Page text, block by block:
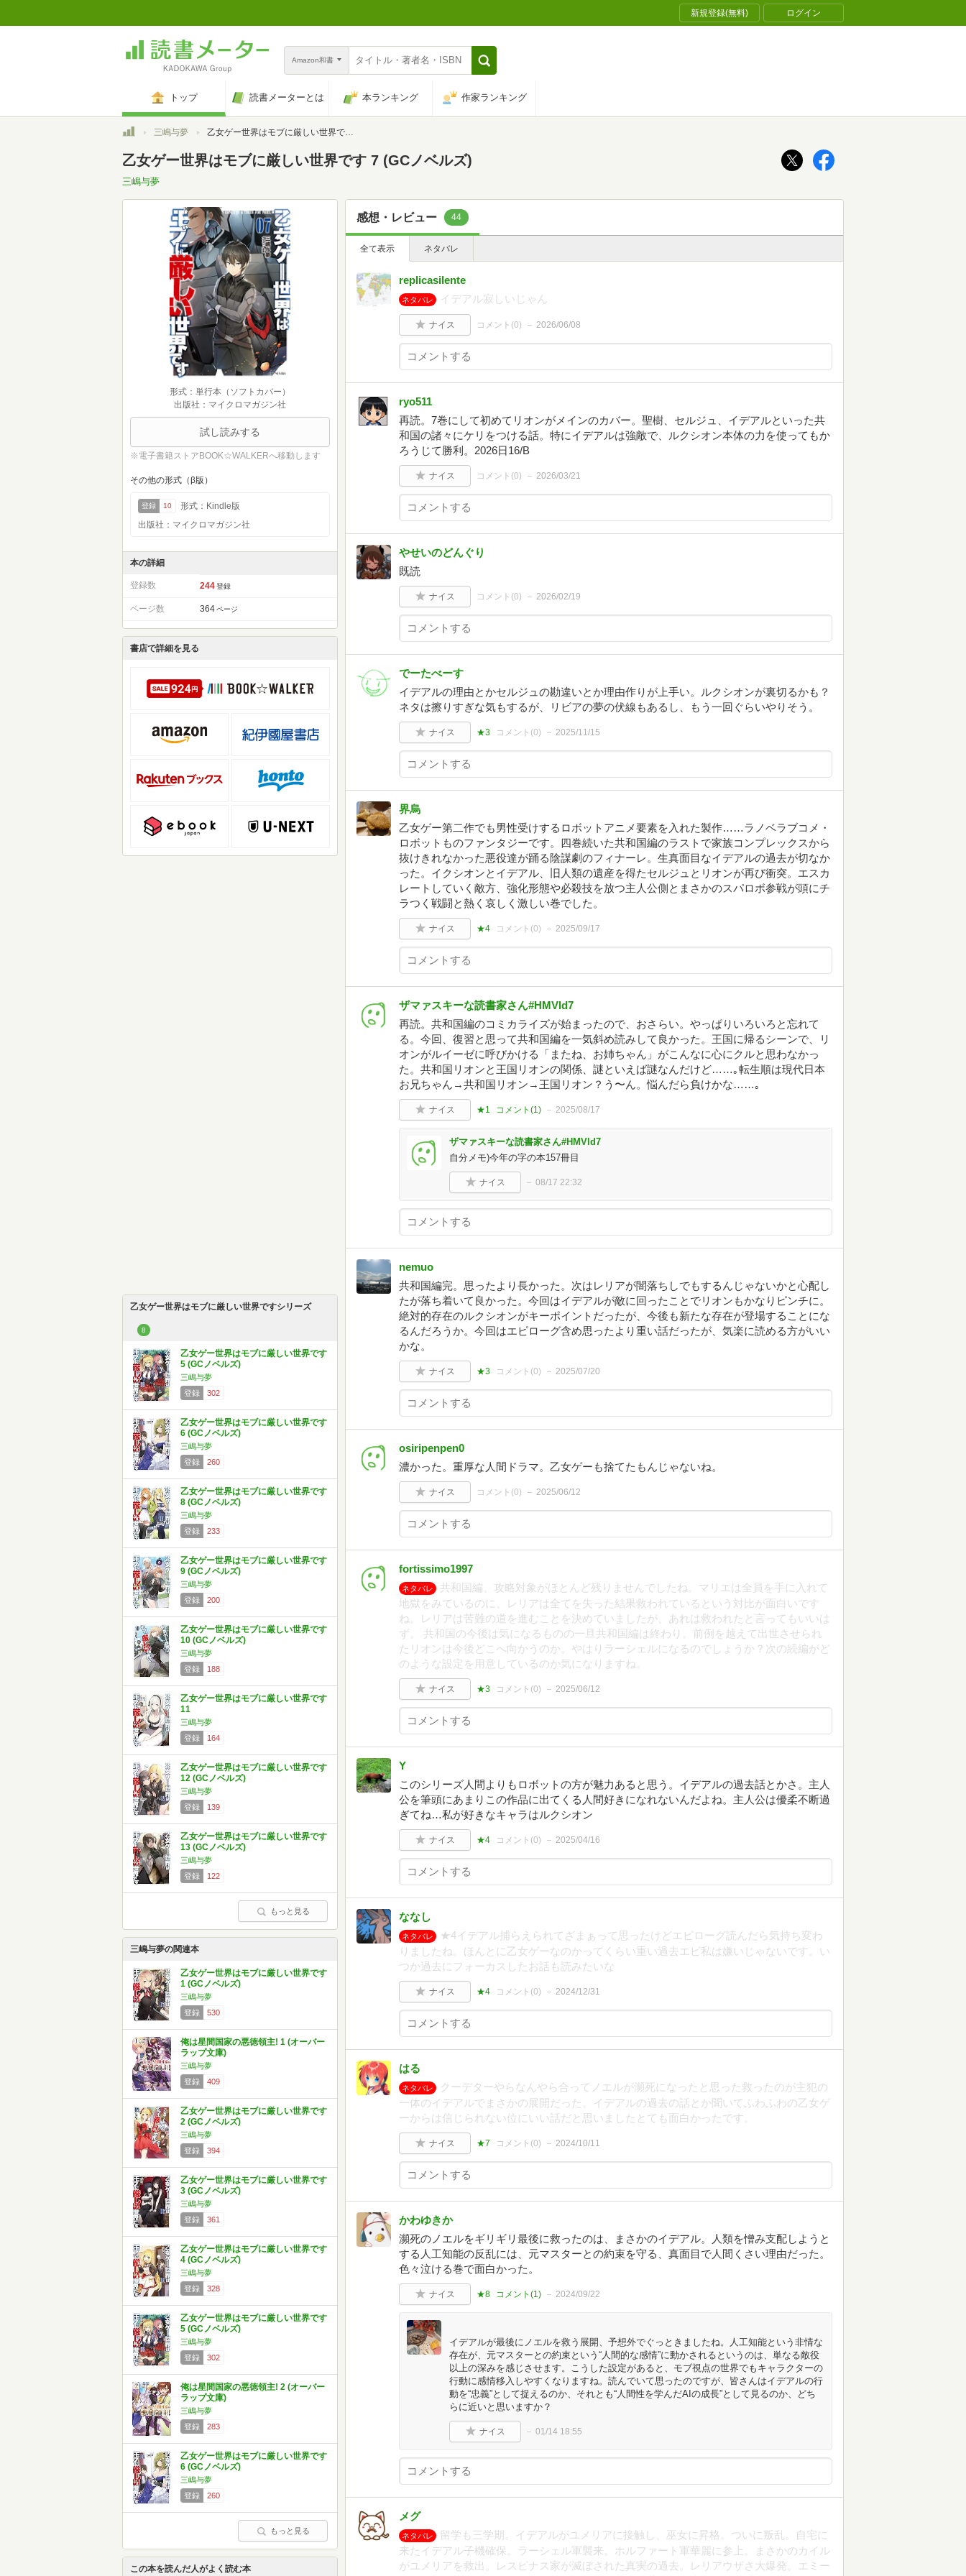
新規登録(無料) ログイン
Amazon和書
トップ 読書メーターとは 本ランキング 作家ランキング
トップ三嶋与夢 乙女ゲー世界はモブに厳しい世界です 7 (GCノベルズ)
乙女ゲー世界はモブに厳しい世界です 7 (GCノベルズ)
三嶋与夢
形式：単行本（ソフトカバー）
出版社：マイクロマガジン社
試し読みする
※電子書籍ストアBOOK☆WALKERへ移動します
その他の形式（β版）
登録 10
形式：Kindle版
出版社：マイクロマガジン社
本の詳細
登録数 244 登録
ページ数 364 ページ
書店で詳細を見る
乙女ゲー世界はモブに厳しい世界ですシリーズ
8
乙女ゲー世界はモブに厳しい世界です
5 (GCノベルズ)
三嶋与夢
登録
302
乙女ゲー世界はモブに厳しい世界です
6 (GCノベルズ)
三嶋与夢
登録
260
乙女ゲー世界はモブに厳しい世界です
8 (GCノベルズ)
三嶋与夢
登録
233
乙女ゲー世界はモブに厳しい世界です
9 (GCノベルズ)
三嶋与夢
登録
200
乙女ゲー世界はモブに厳しい世界です
10 (GCノベルズ)
三嶋与夢
登録
188
乙女ゲー世界はモブに厳しい世界です
11
三嶋与夢
登録
164
乙女ゲー世界はモブに厳しい世界です
12 (GCノベルズ)
三嶋与夢
登録
139
乙女ゲー世界はモブに厳しい世界です
13 (GCノベルズ)
三嶋与夢
登録
122
もっと見る
三嶋与夢の関連本
乙女ゲー世界はモブに厳しい世界です
1 (GCノベルズ)
三嶋与夢
登録
530
俺は星間国家の悪徳領主! 1 (オーバー
ラップ文庫)
三嶋与夢
登録
409
乙女ゲー世界はモブに厳しい世界です
2 (GCノベルズ)
三嶋与夢
登録
394
乙女ゲー世界はモブに厳しい世界です
3 (GCノベルズ)
三嶋与夢
登録
361
乙女ゲー世界はモブに厳しい世界です
4 (GCノベルズ)
三嶋与夢
登録
328
乙女ゲー世界はモブに厳しい世界です
5 (GCノベルズ)
三嶋与夢
登録
302
俺は星間国家の悪徳領主! 2 (オーバー
ラップ文庫)
三嶋与夢
登録
283
乙女ゲー世界はモブに厳しい世界です
6 (GCノベルズ)
三嶋与夢
登録
260
もっと見る
この本を読んだ人がよく読む本
感想・レビュー 44
全て表示 ネタバレ
replicasilente
ネタバレ イデアル寂しいじゃん
ナイス コメント(0) 2026/06/08
ryo511
再読。7巻にして初めてリオンがメインのカバー。聖樹、セルジュ、イデアルといった共
和国の諸々にケリをつける話。特にイデアルは強敵で、ルクシオン本体の力を使ってもか
ろうじて勝利。2026日16/B
ナイス コメント(0) 2026/03/21
やせいのどんぐり
既読
ナイス コメント(0) 2026/02/19
でーたべーす
イデアルの理由とかセルジュの勘違いとか理由作りが上手い。ルクシオンが裏切るかも？
ネタは擦りすぎな気もするが、リビアの夢の伏線もあるし、もう一回ぐらいやりそう。
ナイス ★3 コメント(0) 2025/11/15
界烏
乙女ゲー第二作でも男性受けするロボットアニメ要素を入れた製作……ラノベラブコメ・
ロボットものファンタジーです。四巻続いた共和国編のラストで家族コンプレックスから
抜けきれなかった悪役達が踊る陰謀劇のフィナーレ。生真面目なイデアルの過去が切なか
った。イクシオンとイデアル、旧人類の遺産を得たセルジュとリオンが再び衝突。エスカ
レートしていく敵方、強化形態や必殺技を放つ主人公側とまさかのスパロボ参戦が頭にチ
ラつく戦闘と熱く哀しく激しい巻でした。
ナイス ★4 コメント(0) 2025/09/17
ザマァスキーな読書家さん#HMVld7
再読。共和国編のコミカライズが始まったので、おさらい。やっぱりいろいろと忘れて
る。今回、復習と思って共和国編を一気斜め読みして良かった。王国に帰るシーンで、リ
オンがルイーゼに呼びかける「またね、お姉ちゃん」がこんなに心にクルと思わなかっ
た。共和国リオンと王国リオンの関係、謎といえば謎なんだけど……｡転生順は現代日本
お兄ちゃん→共和国リオン→王国リオン？う〜ん。悩んだら負けかな……｡
ナイス ★1 コメント(1) 2025/08/17
ザマァスキーな読書家さん#HMVld7
自分メモ)今年の字の本157冊目
ナイス 08/17 22:32
nemuo
共和国編完。思ったより長かった。次はレリアが闇落ちしでもするんじゃないかと心配し
たが落ち着いて良かった。今回はイデアルが敵に回ったことでリオンもかなりピンチに。
絶対的存在のルクシオンがキーポイントだったが、今後も新たな存在が登場することにな
るんだろうか。今回はエピローグ含め思ったより重い話だったが、気楽に読める方がいい
かな。
ナイス ★3 コメント(0) 2025/07/20
osiripenpen0
濃かった。重厚な人間ドラマ。乙女ゲーも捨てたもんじゃないね。
ナイス コメント(0) 2025/06/12
fortissimo1997
ネタバレ
共和国編、攻略対象がほとんど残りませんでしたね。マリエは全員を手に入れて
地獄をみているのに、レリアは全てを失った結果救われているという対比が面白いです
ね。レリアは苦難の道を進むことを決めていましたが、あれは救われたと言ってもいいは
ず。 共和国の今後は気になるものの一旦共和国編は終わり。前例を越えて出世させられ
たリオンは今後どこへ向かうのか。やはりラーシェルになるのでしょうか？次の続編がど
のような設定を用意しているのか気になりますね。
ナイス ★3 コメント(0) 2025/06/12
Y
このシリーズ人間よりもロボットの方が魅力あると思う。イデアルの過去話とかさ。主人
公を筆頭にあまりこの作品に出てくる人間好きになれないんだよね。主人公は優柔不断過
ぎてね…私が好きなキャラはルクシオン
ナイス ★4 コメント(0) 2025/04/16
ななし
ネタバレ
★4イデアル捕らえられてざまぁって思ったけどエピローグ読んだら気持ち変わ
りましたね。ほんとに乙女ゲーなのかってくらい重い過去エピ私は嫌いじゃないです。い
つか過去にフォーカスしたお話も読みたいな
ナイス ★4 コメント(0) 2024/12/31
はる
ネタバレ
クーデターやらなんやら合ってノエルが瀕死になったと思った救ったのが主犯の
一体のイデアルでまさかの展開だった。イデアルの過去の話とか聞いてふわふわの乙女ゲ
ーからは信じられない位にいい話だと思いましたとても面白かったです。
ナイス ★7 コメント(0) 2024/10/11
かわゆきか
瀕死のノエルをギリギリ最後に救ったのは、まさかのイデアル。人類を憎み支配しようと
する人工知能の反乱には、元マスターとの約束を守る、真面目で人間くさい理由だった。
色々泣ける巻で面白かった。
ナイス ★8 コメント(1) 2024/09/22
イデアルが最後にノエルを救う展開、予想外でぐっときましたね。人工知能という非情な
存在が、元マスターとの約束という“人間的な感情”に動かされるというのは、単なる敵役
以上の深みを感じさせます。こうした設定があると、モブ視点の世界でもキャラクターの
行動に感情移入しやすくなりますね。読んでいて思ったのですが、皆さんはイデアルの行
動を“忠義”として捉えるのか、それとも“人間性を学んだAIの成長”として見るのか、どち
らに近いと思いますか？
ナイス 01/14 18:55
メグ
ネタバレ
留学も三学期。イデアルがユメリアに接触し、巫女に昇格。ついに叛乱。自宅に
来たイデアル子機確保。ラーシェル軍襲来。ホルファート軍華麗に参上。まさかのカイル
がユメリアを救出。レスピナス家が滅ぼされた真実の過去。レリアウザさ大爆発。エミー